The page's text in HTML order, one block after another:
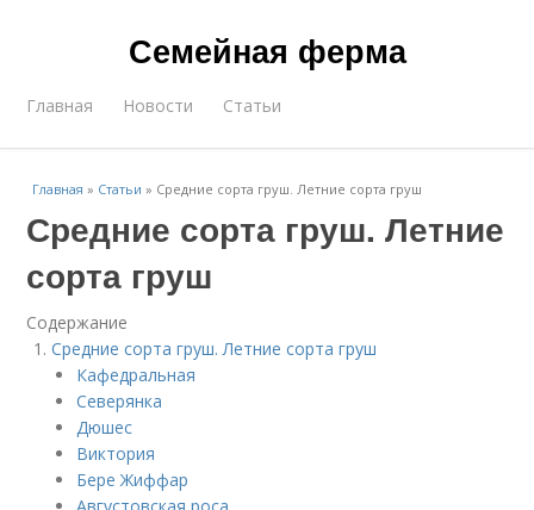
Семейная ферма
Главная Новости Статьи
Главная » Статьи » Средние сорта груш. Летние сорта груш
Средние сорта груш. Летние
сорта груш
Содержание
Средние сорта груш. Летние сорта груш
Кафедральная
Северянка
Дюшес
Виктория
Бере Жиффар